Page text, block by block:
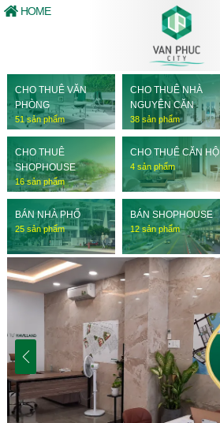
CHO THUÊ VĂN
PHÒNG
51 sản phẩm
CHO THUÊ NHÀ
NGUYÊN CĂN
38 sản phẩm
CHO THUÊ
SHOPHOUSE
16 sản phẩm
CHO THUÊ CĂN HỘ
4 sản phẩm
BÁN NHÀ PHỐ
25 sản phẩm
BÁN SHOPHOUSE
12 sản phẩm
HOME